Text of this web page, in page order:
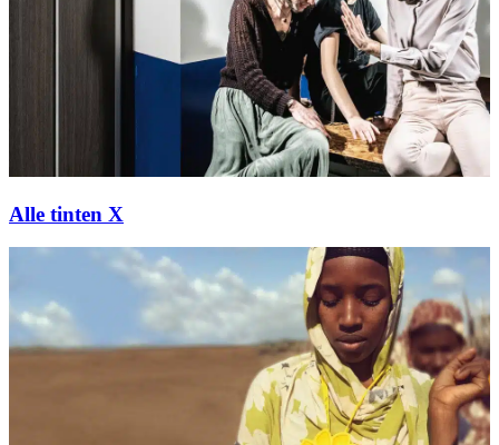
Alle tinten X